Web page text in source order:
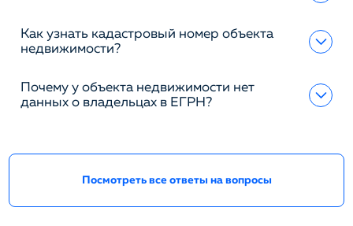
Как узнать кадастровый номер объекта
недвижимости?
Почему у объекта недвижимости нет
данных о владельцах в ЕГРН?
Посмотреть все ответы на вопросы